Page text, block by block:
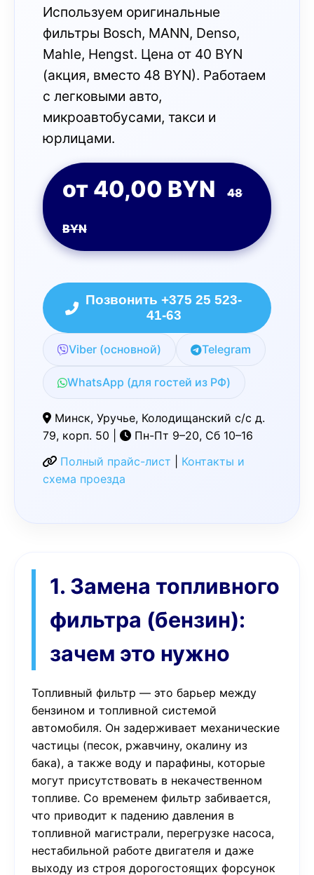
Используем оригинальные
фильтры Bosch, MANN, Denso,
Mahle, Hengst. Цена от 40 BYN
(акция, вместо 48 BYN). Работаем
с легковыми авто,
микроавтобусами, такси и
юрлицами.
от 40,00 BYN 48
BYN
Позвонить +375 25 523-
41-63
Viber (основной) Telegram
WhatsApp (для гостей из РФ)
Минск, Уручье, Колодищанский с/с д.
79, корп. 50 |
Пн-Пт 9–20, Сб 10–16
Полный прайс-лист
Контакты и
схема проезда
1. Замена топливного
фильтра (бензин):
зачем это нужно
Топливный фильтр — это барьер между
бензином и топливной системой
автомобиля. Он задерживает механические
частицы (песок, ржавчину, окалину из
бака), а также воду и парафины, которые
могут присутствовать в некачественном
топливе. Со временем фильтр забивается,
что приводит к падению давления в
топливной магистрали, перегрузке насоса,
нестабильной работе двигателя и даже
выходу из строя дорогостоящих форсунок